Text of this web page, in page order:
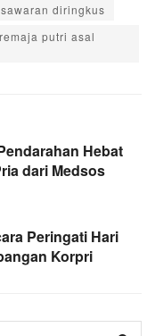
diringkus
putri asal
Hebat
dari Medsos
Peringati Hari
Korpri